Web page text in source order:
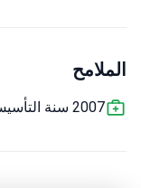
هناك فرصة للحصول
الملامح
2007 سنة التأسيس